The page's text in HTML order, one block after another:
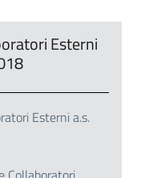
Esterni
Esterni a.s.